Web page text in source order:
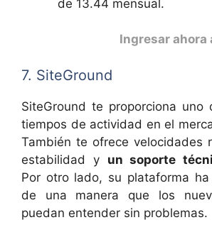
de 13.44 mensual.
Ingresar ahora
7. SiteGround
SiteGround te proporciona uno
tiempos de actividad en el
También te ofrece velocidades
estabilidad y un soporte
Por otro lado, su plataforma
de una manera que los
puedan entender sin problemas.